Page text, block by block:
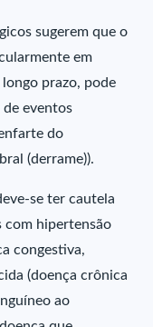
sugerem que o
em
prazo, pode
de eventos
do
(derrame)).
se ter cautela
com hipertensão
congestiva,
(doença crônica
ao